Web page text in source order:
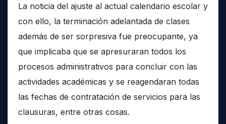
La noticia del ajuste al actual calendario escolar y
con ello, la terminación adelantada de clases
además de ser sorpresiva fue preocupante, ya
que implicaba que se apresuraran todos los
procesos administrativos para concluir con las
actividades académicas y se reagendaran todas
las fechas de contratación de servicios para las
clausuras, entre otras cosas.